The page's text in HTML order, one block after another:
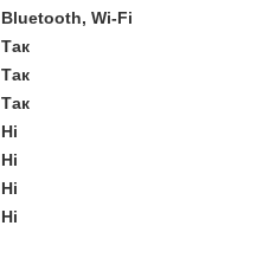
Bluetooth, Wi-Fi
Так
Так
Так
Ні
Ні
Ні
Ні